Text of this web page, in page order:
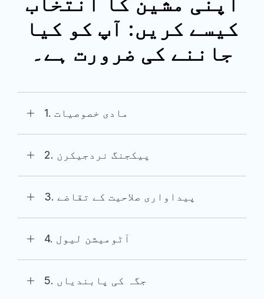
کیسے کریں: آپ کو کیا
جاننے کی ضرورت ہے۔
1. مادی خصوصیات
2. پیکجنگ نردجیکرن
3. پیداواری صلاحیت کے تقاضے
4. آٹومیشن لیول
5. جگہ کی پابندیاں